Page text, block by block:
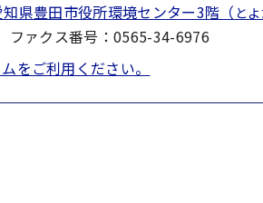
県豊田市役所環境センター3階（ と
ァクス番号：0565-34-6976
をご利用ください。